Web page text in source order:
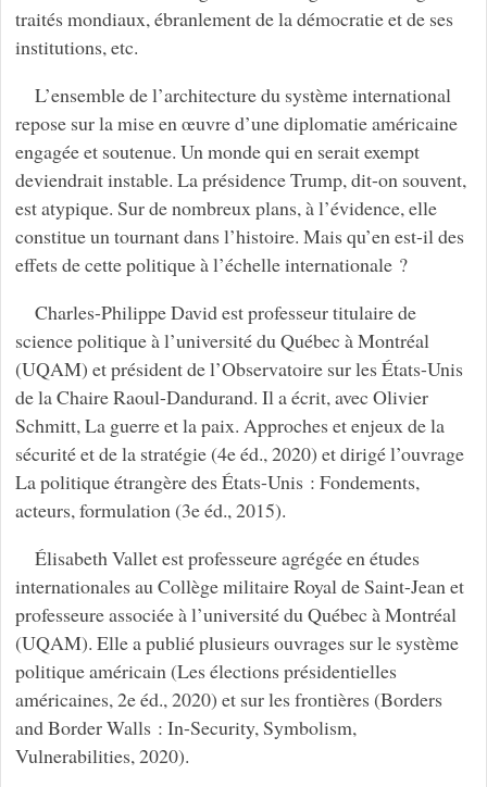
traités mondiaux, ébranlement de la démocratie et de ses
institutions, etc.
L’ensemble de l’architecture du système international
repose sur la mise en œuvre d’une diplomatie américaine
engagée et soutenue. Un monde qui en serait exempt
deviendrait instable. La présidence Trump, dit-on souvent,
est atypique. Sur de nombreux plans, à l’évidence, elle
constitue un tournant dans l’histoire. Mais qu’en est-il des
effets de cette politique à l’échelle internationale ?
Charles-Philippe David est professeur titulaire de
science politique à l’université du Québec à Montréal
(UQAM) et président de l’Observatoire sur les États-Unis
de la Chaire Raoul-Dandurand. Il a écrit, avec Olivier
Schmitt, La guerre et la paix. Approches et enjeux de la
sécurité et de la stratégie (4e éd., 2020) et dirigé l’ouvrage
La politique étrangère des États-Unis : Fondements,
acteurs, formulation (3e éd., 2015).
Élisabeth Vallet est professeure agrégée en études
internationales au Collège militaire Royal de Saint-Jean et
professeure associée à l’université du Québec à Montréal
(UQAM). Elle a publié plusieurs ouvrages sur le système
politique américain (Les élections présidentielles
américaines, 2e éd., 2020) et sur les frontières (Borders
and Border Walls : In-Security, Symbolism,
Vulnerabilities, 2020).